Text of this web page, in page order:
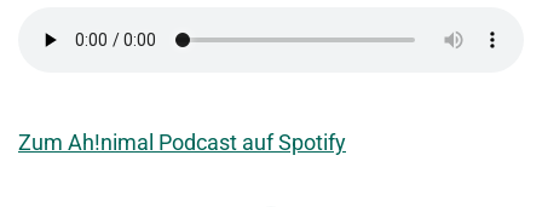
Zum Ah!nimal Podcast auf Spotify